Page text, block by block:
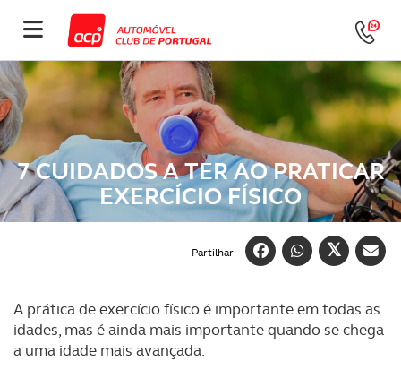
7 CUIDADOS A TER AO PRATICAR
EXERCÍCIO FÍSICO
Partilhar
A prática de exercício físico é importante em todas as
idades, mas é ainda mais importante quando se chega
a uma idade mais avançada.